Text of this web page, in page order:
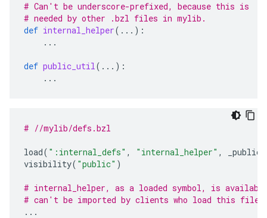
# Can't be underscore-prefixed, because this is
# needed by other .bzl files in mylib.
def internal_helper( ... ):
...
def public_util( ... ):
...
# //mylib/defs.bzl
load( ":internal_defs" , "internal_helper" ,
visibility( "public" )
# internal_helper, as a loaded symbol, is
# can't be imported by clients who load this file.
...